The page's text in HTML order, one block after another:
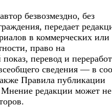
безвозмездно, без
передает
в коммерческих или
право на
перевод и
сведения — в
Правила публикации
Мнение редакции может не